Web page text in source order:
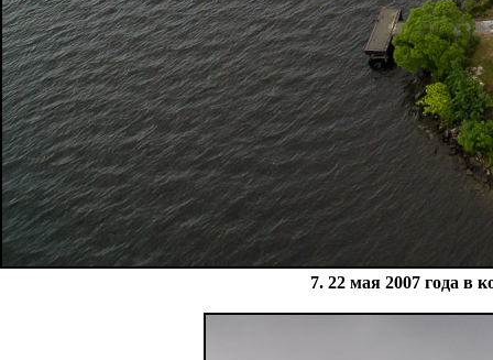
7. 22 мая 2007 года в